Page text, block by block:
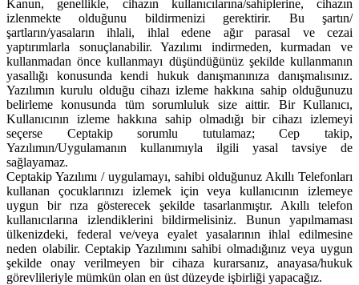
Kanun, genellikle, cihazın kullanıcılarına/sahiplerine, cihazın
izlenmekte olduğunu bildirmenizi gerektirir. Bu şartın/
şartların/yasaların ihlali, ihlal edene ağır parasal ve cezai
yaptırımlarla sonuçlanabilir. Yazılımı indirmeden, kurmadan ve
kullanmadan önce kullanmayı düşündüğünüz şekilde kullanmanın
yasallığı konusunda kendi hukuk danışmanınıza danışmalısınız.
Yazılımın kurulu olduğu cihazı izleme hakkına sahip olduğunuzu
belirleme konusunda tüm sorumluluk size aittir. Bir Kullanıcı,
Kullanıcının izleme hakkına sahip olmadığı bir cihazı izlemeyi
seçerse Ceptakip sorumlu tutulamaz; Cep takip,
Yazılımın/Uygulamanın kullanımıyla ilgili yasal tavsiye de
sağlayamaz.
Ceptakip Yazılımı / uygulamayı, sahibi olduğunuz Akıllı Telefonları
kullanan çocuklarınızı izlemek için veya kullanıcının izlemeye
uygun bir rıza gösterecek şekilde tasarlanmıştır. Akıllı telefon
kullanıcılarına izlendiklerini bildirmelisiniz. Bunun yapılmaması
ülkenizdeki, federal ve/veya eyalet yasalarının ihlal edilmesine
neden olabilir. Ceptakip Yazılımını sahibi olmadığınız veya uygun
şekilde onay verilmeyen bir cihaza kurarsanız, anayasa/hukuk
görevlileriyle mümkün olan en üst düzeyde işbirliği yapacağız.